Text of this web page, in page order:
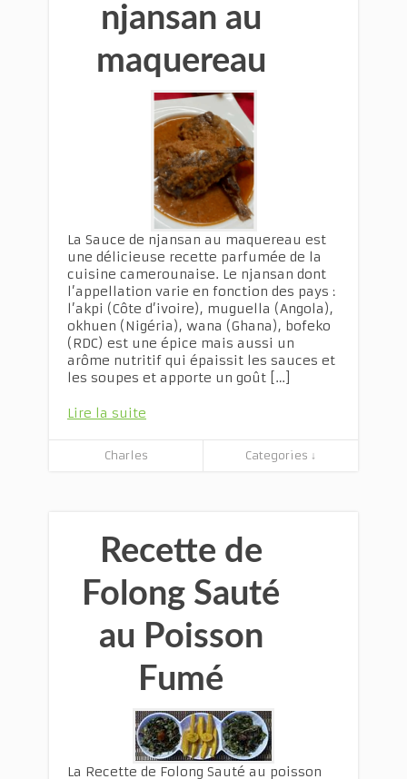
njansan au
maquereau
La Sauce de njansan au maquereau est
une délicieuse recette parfumée de la
cuisine camerounaise. Le njansan dont
l’appellation varie en fonction des pays :
l’akpi (Côte d’ivoire), muguella (Angola),
okhuen (Nigéria), wana (Ghana), bofeko
(RDC) est une épice mais aussi un
arôme nutritif qui épaissit les sauces et
les soupes et apporte un goût […]
Lire la suite
Charles Categories ↓
Recette de
Folong Sauté
au Poisson
Fumé
La Recette de Folong Sauté au poisson